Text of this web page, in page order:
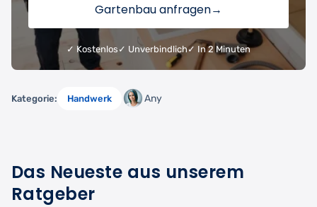
Gartenbau anfragen→
✓ Kostenlos ✓ Unverbindlich✓ In 2 Minuten
Kategorie: Handwerk Any
Das Neueste aus unserem
Ratgeber